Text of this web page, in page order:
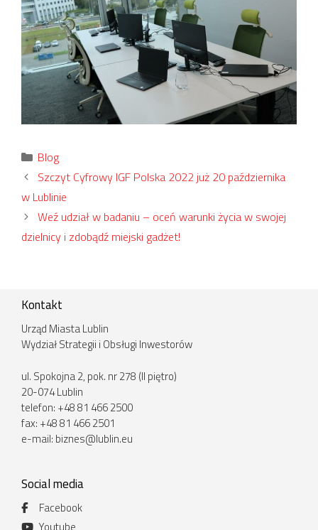
Kategorie
Blog
Szczyt Cyfrowy IGF Polska 2022 już 20 października
w Lublinie
Weź udział w badaniu – oceń warunki życia w swojej
dzielnicy i zdobądź miejski gadżet!
Kontakt
Urząd Miasta Lublin
Wydział Strategii i Obsługi Inwestorów
ul. Spokojna 2, pok. nr 278 (II piętro)
20-074 Lublin
telefon: +48 81 466 2500
fax: +48 81 466 2501
e-mail: biznes@lublin.eu
Social media
Facebook
Youtube